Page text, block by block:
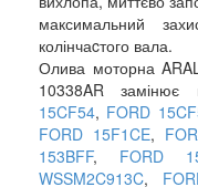
максимальний
колінчаcтого вала.
Олива моторна
10338AR замінює
15CF54, FORD
FORD 15F1CE,
153BFF, FORD
WSSM2C913C,